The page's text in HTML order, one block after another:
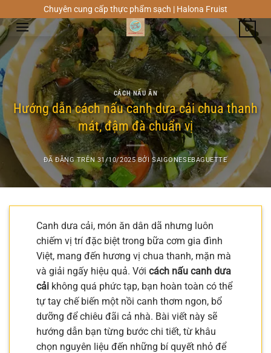
đến
nội
dung
Chuyên cung cấp thực phẩm sạch | Halona Fruist
0
CÁCH NẤU ĂN
Hướng dẫn cách nấu canh dưa cải chua thanh
mát, đậm đà chuẩn vị
ĐÃ ĐĂNG TRÊN31/10/2025 BỞISAIGONESEBAGUETTE
Canh dưa cải, món ăn dân dã nhưng luôn
chiếm vị trí đặc biệt trong bữa cơm gia đình
Việt, mang đến hương vị chua thanh, mặn mà
và giải ngấy hiệu quả. Với cách nấu canh dưa
cải không quá phức tạp, bạn hoàn toàn có thể
tự tay chế biến một nồi canh thơm ngon, bổ
dưỡng để chiêu đãi cả nhà. Bài viết này sẽ
hướng dẫn bạn từng bước chi tiết, từ khâu
chọn nguyên liệu đến những bí quyết nhỏ để